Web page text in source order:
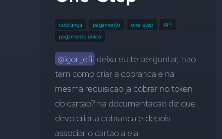
cobrança pagamento one-step
API
pagamento único
@igor_efi deixa eu te perguntar, nao
tem como criar a cobranca e na
mesma requisicao ja cobrar no token
do cartao? na documentacao diz que
devo criar a cobranca e depois
associar o cartao a ela